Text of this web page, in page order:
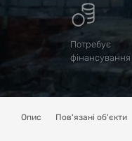
Потребує
фінансування
Опис Пов'язані об'єкти